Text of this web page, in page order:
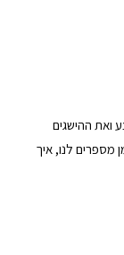
ואת ההישגים
מספרים לנו, איך